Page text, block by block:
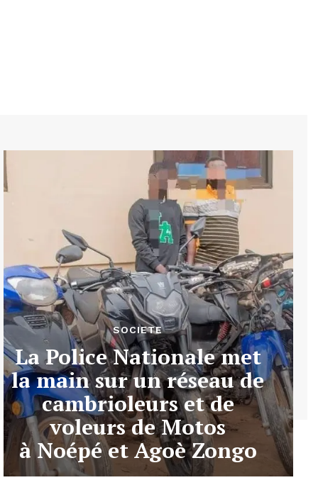
SOCIETE
La Police Nationale met
la main sur un réseau de
cambrioleurs et de
voleurs de Motos
à Noépé et Agoè Zongo